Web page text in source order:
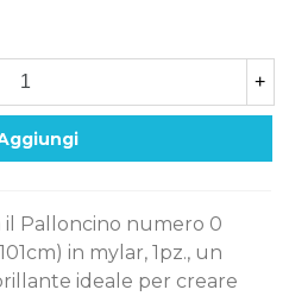
+
il Palloncino numero 0
in mylar, 1pz., un
ideale per creare